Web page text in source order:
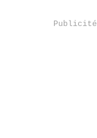
Publicité